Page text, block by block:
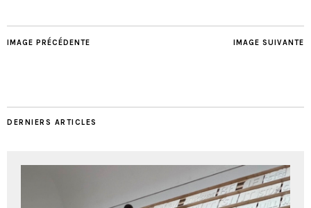
IMAGE SUIVANTE
IMAGE PRÉCÉDENTE
DERNIERS ARTICLES